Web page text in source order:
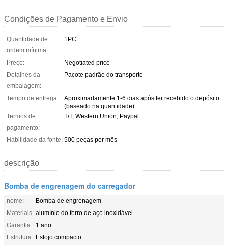
Condições de Pagamento e Envio
Quantidade de
ordem mínima:
1PC
Preço:
Negotiated price
Detalhes da
embalagem:
Pacote padrão do transporte
Tempo de entrega:
Aproximadamente 1-6 dias após ter recebido o depósito
(baseado na quantidade)
Termos de
pagamento:
T/T, Western Union, Paypal
Habilidade da fonte: 500 peças por mês
descrição
Bomba de engrenagem do carregador
nome:
Bomba de engrenagem
Materiais: alumínio do ferro de aço inoxidável
Garantia: 1 ano
Estrutura: Estojo compacto